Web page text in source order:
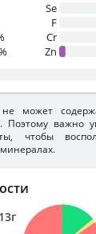
Se
F
Cr
Zn
не может
Поэтому важно
чтобы
13г